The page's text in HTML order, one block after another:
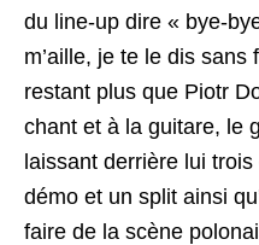
du line-up dire « bye-
m’aille, je te le dis
restant plus que Piotr
chant et à la guitare, le
laissant derrière lui
démo et un split ainsi
faire de la scène